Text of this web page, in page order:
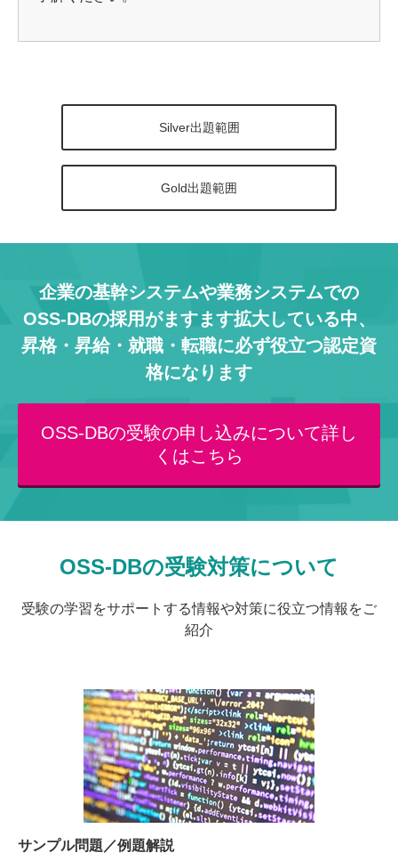
Silver出題範囲
Gold出題範囲
企業の基幹システムや業務システムでの
OSS-DBの採用がますます拡大している中、
昇格・昇給・就職・転職に必ず役立つ認定資
格になります
OSS-DBの受験の申し込みについて詳し
くはこちら
OSS-DBの受験対策について
受験の学習をサポートする情報や対策に役立つ情報をご
紹介
サンプル問題／例題解説